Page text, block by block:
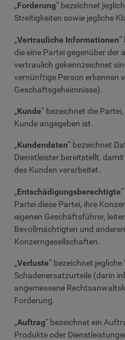
„Forderung“ bezeichnet
Streitigkeiten sowie jegliche
„Vertrauliche Informationen“
die eine Partei gegenüber der
vertraulich gekennzeichnet
vernünftige Person erkennen
Geschäftsgeheimnisse).
„Kunde“ bezeichnet die
Kunde angegeben ist.
„Kundendaten“ bezeichnet
Dienstleister bereitstellt,
des Kunden verarbeitet.
„Entschädigungsberechtigte
Partei diese Partei, ihre
eigenen Geschäftsführer,
Bevollmächtigten und
Konzerngesellschaften.
„Verluste“ bezeichnet
Schadenersatzurteile (darin
angemessene
Forderung.
„Auftrag“ bezeichnet ein
Produkte oder